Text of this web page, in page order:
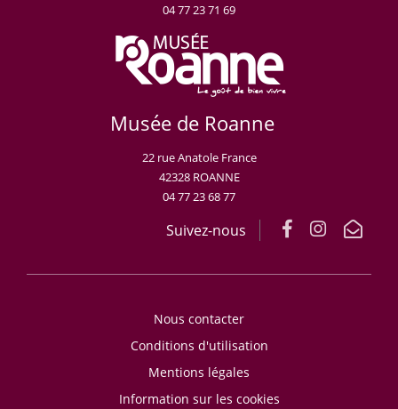
04 77 23 71 69
Musée de Roanne
22 rue Anatole France
42328 ROANNE
04 77 23 68 77
Suivez-nous
Nous contacter
Conditions d'utilisation
Mentions légales
Information sur les cookies